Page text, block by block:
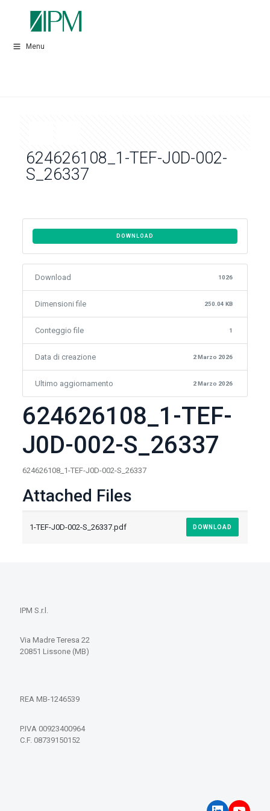
Menu
624626108_1-TEF-J0D-002-
S_26337
DOWNLOAD
Download 1026
Dimensioni file 250.04 KB
Conteggio file 1
Data di creazione 2 Marzo 2026
Ultimo aggiornamento 2 Marzo 2026
624626108_1-TEF-
J0D-002-S_26337
624626108_1-TEF-J0D-002-S_26337
Attached Files
1-TEF-J0D-002-S_26337.pdf DOWNLOAD
IPM S.r.l.
Via Madre Teresa 22
20851 Lissone (MB)
REA MB-1246539
P.IVA 00923400964
C.F. 08739150152